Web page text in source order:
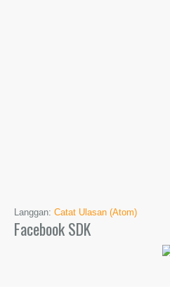
Langgan: Catat Ulasan (Atom)
Facebook SDK